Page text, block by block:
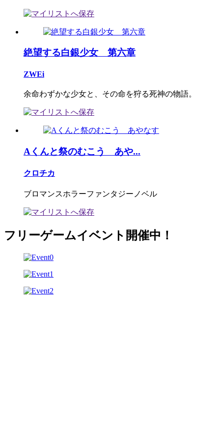
絶望する白銀少女 第六章
ZWEi
余命わずかな少女と、その命を狩る死神の物語。
Aくんと祭のむこう あや...
クロチカ
ブロマンスホラーファンタジーノベル
フリーゲームイベント開催中！